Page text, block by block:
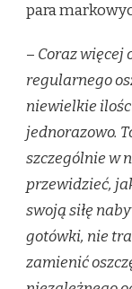
para
– Coraz więcej
regularnego
niewielkie
jednorazowo.
szczególnie w
przewidzieć,
swoją siłę
gotówki, nie
zamienić